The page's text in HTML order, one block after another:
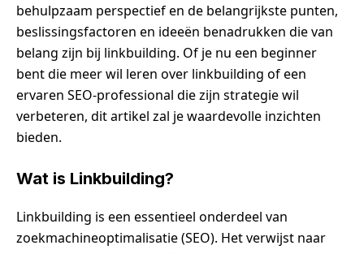
behulpzaam perspectief en de belangrijkste punten,
beslissingsfactoren en ideeën benadrukken die van
belang zijn bij linkbuilding. Of je nu een beginner
bent die meer wil leren over linkbuilding of een
ervaren SEO-professional die zijn strategie wil
verbeteren, dit artikel zal je waardevolle inzichten
bieden.
Wat is Linkbuilding?
Linkbuilding is een essentieel onderdeel van
zoekmachineoptimalisatie (SEO). Het verwijst naar